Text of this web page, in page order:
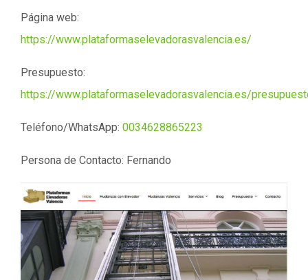
Página web:
https://www.plataformaselevadorasvalencia.es/
Presupuesto:
https://www.plataformaselevadorasvalencia.es/
Teléfono/WhatsApp: 0034628865223
Persona de Contacto: Fernando